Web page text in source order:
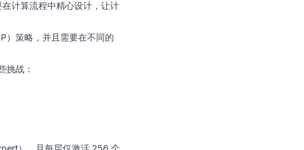
计算流程中精心设计，让计
）策略，并且需要在不同的
挑战：